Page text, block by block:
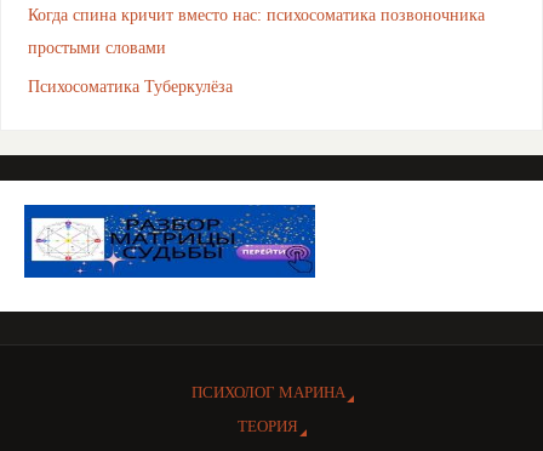
Когда спина кричит вместо нас: психосоматика позвоночника
простыми словами
Психосоматика Туберкулёза
ПСИХОЛОГ МАРИНА
ТЕОРИЯ